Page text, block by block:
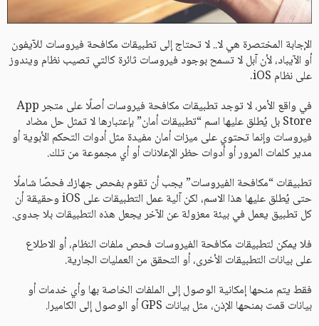
الإجابة المختصرة هي لا.. لا تحتاج إلى تطبيقات مكافحة فيروسات للآيفون
أو الآيباد، لأن آبل لا تسمح بوجود فيروسات ثائرة كالتي تصيب نظام ويندوز
على نظام iOS.
في واقع الأمر، لا توجد تطبيقات مكافحة فيروسات أصلًا على متجر App
Store بل يُطلق عليها اسم “تطبيقات أمان” بإعتبارها لا تمثل حل مضاد
فيروسات وإنما تحتوي على ميزات أمان مفيدة مثل أدوات التحكم الأبوية أو
مدير كلمات المرور أو أدوات حظر الإعلانات أو أي مجموعة من تلك.
تطبيقات “مكافحة الفيروسات” يجب أن تقوم بفحص جهازك فحصًا شاملًا
حتى يُطلق عليها هذا الاسم، لكن آلية عمل التطبيقات على iOS وحقيقة أن
كل تطبيق يعمل في بيئة معزولة عن الآخر يجعل هذه التطبيقات بلا جدوى.
فلا يمكن لتطبيقات مكافحة الفيروسات فحص ملفات النظام، أو الاطلاع
على بيانات التطبيقات الأخرى، أو التحقق من العمليات الجارية.
فقط يتم منحها إمكانية الوصول إلى الملفات الخاصة بها وأي خدمات أو
بيانات قمت بمنحها الإذن، مثل بيانات GPS أو الوصول إلى الكاميرا.